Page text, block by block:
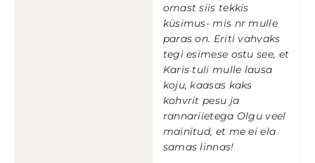
omast siis tekkis
küsimus- mis nr mulle
paras on. Eriti vahvaks
tegi esimese ostu see, et
Karis tuli mulle lausa
koju, kaasas kaks
kohvrit pesu ja
rannariietega Olgu veel
mainitud, et me ei ela
samas linnas!